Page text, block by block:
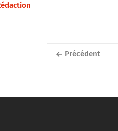
Précédent